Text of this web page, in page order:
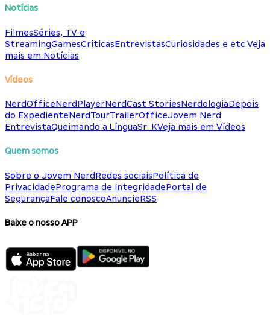
Notícias
FilmesSéries, TV e
StreamingGamesCríticasEntrevistasCuriosidades e etc.Veja
mais em Notícias
Vídeos
NerdOfficeNerdPlayerNerdCast StoriesNerdologiaDepois
do ExpedienteNerdTourTrailerOfficeJovem Nerd
EntrevistaQueimando a LínguaSr. KVeja mais em Vídeos
Quem somos
Sobre o Jovem NerdRedes sociaisPolítica de
PrivacidadePrograma de IntegridadePortal de
SegurançaFale conoscoAnuncieRSS
Baixe o nosso APP